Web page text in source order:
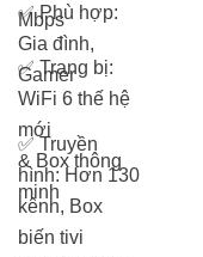
Mbps
✅Phù hợp:
Gia đình,
Gamer
✅Trang bị:
WiFi 6 thế hệ
mới
& Box thông
minh
✅ Truyền
hình: Hơn 130
kênh, Box
biến tivi